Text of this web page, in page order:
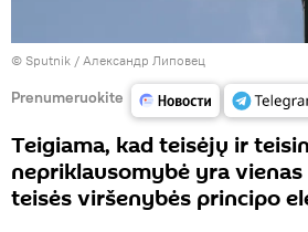
© Sputnik / Александр Липовец
Prenumeruokite
Teigiama, kad teisėjų ir
nepriklausomybė yra
teisės viršenybės principo